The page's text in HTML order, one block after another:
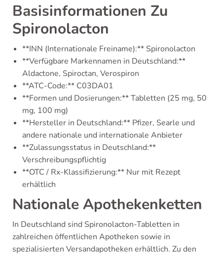
Basisinformationen Zu
Spironolacton
**INN (Internationale Freiname):** Spironolacton
**Verfügbare Markennamen in Deutschland:**
Aldactone, Spiroctan, Verospiron
**ATC-Code:** C03DA01
**Formen und Dosierungen:** Tabletten (25 mg, 50
mg, 100 mg)
**Hersteller in Deutschland:** Pfizer, Searle und
andere nationale und internationale Anbieter
**Zulassungsstatus in Deutschland:**
Verschreibungspflichtig
**OTC / Rx-Klassifizierung:** Nur mit Rezept
erhältlich
Nationale Apothekenketten
In Deutschland sind Spironolacton-Tabletten in
zahlreichen öffentlichen Apotheken sowie in
spezialisierten Versandapotheken erhältlich. Zu den